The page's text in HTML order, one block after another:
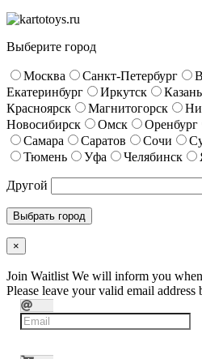
Выберите город
Москва Санкт-Петербург
Екатеринбург
Иркутск Казань
Красноярск
Магнитогорск
Новосибирск
Омск Оренбург
Самара
Саратов Сочи
Тюмень
Уфа Челябинск
Другой
×
Join Waitlist We will inform you
Please leave your valid email address